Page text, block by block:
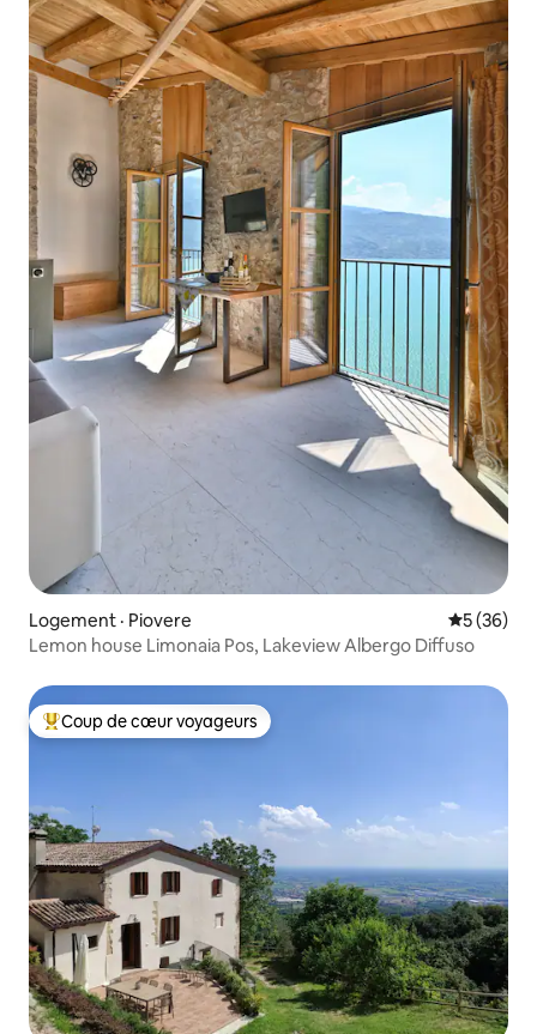
Logement · Piovere Note
5 (36)
Lemon house Limonaia Pos, Lakeview Albergo Diffuso
Coup de cœur voyageurs parmi les plus aimés
Coup de cœur voyageurs